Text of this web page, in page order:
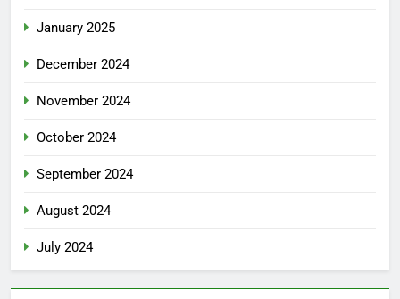
January 2025
December 2024
November 2024
October 2024
September 2024
August 2024
July 2024